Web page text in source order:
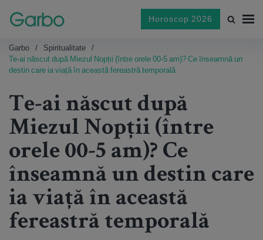
Horoscop 2026
Garbo
Spiritualitate
Te-ai născut după Miezul Nopții (între orele 00-5 am)? Ce înseamnă un
destin care ia viață în această fereastră temporală
Te-ai născut după
Miezul Nopții (între
orele 00-5 am)? Ce
înseamnă un destin care
ia viață în această
fereastră temporală